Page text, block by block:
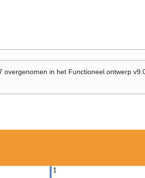
in het Functioneel ontwerp